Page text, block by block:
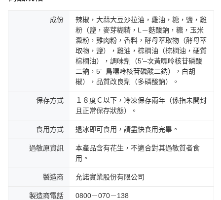
成份
辣椒，大蒜大豆沙拉油，雞油，糖，鹽，雞
粉（鹽，麥芽糊精，L－麩酸鈉，糖，玉米
澱粉，雞肉粉，香料，酵母萃取物（酵母萃
取物，鹽），雞油，棕橍油（棕橍油，硬質
棕橍油），調味劑（5’–次黃嘌呤核苷磷酸
二鈉，5’–鳥嘌呤核苷磷酸二鈉），白胡
椒），品質改良劑（多磷酸鈉）。
保存方式
１８度Ｃ以下，冷凍保存兩年（係指未開封
且正常保存狀態）。
食用方式 退冰即可食用，請盡快食用完畢。
過敏原資訊
本產品含有花生，不適合對其過敏質者食
用。
製造商 允諾實業股份有限公司
製造商電話 0800－070－138